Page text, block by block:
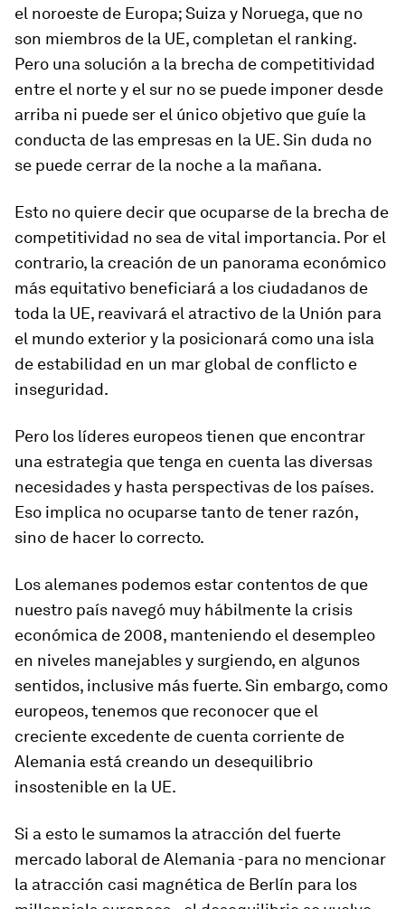
el noroeste de Europa; Suiza y Noruega, que no
son miembros de la UE, completan el ranking.
Pero una solución a la brecha de competitividad
entre el norte y el sur no se puede imponer desde
arriba ni puede ser el único objetivo que guíe la
conducta de las empresas en la UE. Sin duda no
se puede cerrar de la noche a la mañana.
Esto no quiere decir que ocuparse de la brecha de
competitividad no sea de vital importancia. Por el
contrario, la creación de un panorama económico
más equitativo beneficiará a los ciudadanos de
toda la UE, reavivará el atractivo de la Unión para
el mundo exterior y la posicionará como una isla
de estabilidad en un mar global de conflicto e
inseguridad.
Pero los líderes europeos tienen que encontrar
una estrategia que tenga en cuenta las diversas
necesidades y hasta perspectivas de los países.
Eso implica no ocuparse tanto de tener razón,
sino de hacer lo correcto.
Los alemanes podemos estar contentos de que
nuestro país navegó muy hábilmente la crisis
económica de 2008, manteniendo el desempleo
en niveles manejables y surgiendo, en algunos
sentidos, inclusive más fuerte. Sin embargo, como
europeos, tenemos que reconocer que el
creciente excedente de cuenta corriente de
Alemania está creando un desequilibrio
insostenible en la UE.
Si a esto le sumamos la atracción del fuerte
mercado laboral de Alemania -para no mencionar
la atracción casi magnética de Berlín para los